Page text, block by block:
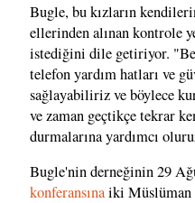
Bugle, bu kızların
ellerinden alınan kontrole
istediğini dile getiriyor.
telefon yardım hatları ve
sağlayabiliriz ve böylece
ve zaman geçtikçe tekrar
durmalarına yardımcı
Bugle'nin derneğinin 29
konferansınaiki Müslüman